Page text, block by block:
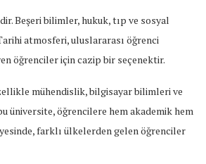
Beşeri bilimler, hukuk, tıp ve sosyal
atmosferi, uluslararası öğrenci
öğrenciler için cazip bir seçenektir.
mühendislik, bilgisayar bilimleri ve
üniversite, öğrencilere hem akademik hem
farklı ülkelerden gelen öğrenciler